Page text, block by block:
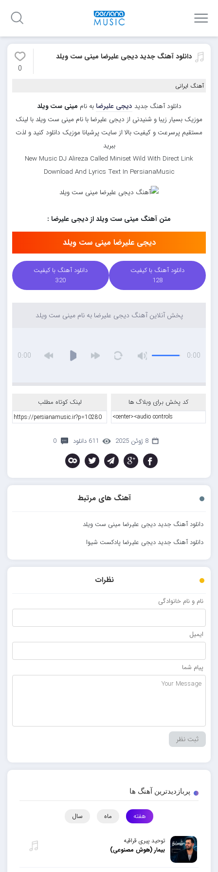
دانلود آهنگ جدید دیجی علیرضا مینی ست ویلد
0
آهنگ ایرانی
دانلود آهنگ جدید دیجی علیرضابه نام مینی ست ویلد
موزیک بسیار زیبا و شنیدنی از دیجی علیرضا با نام مینی ست ویلد با لینک
مستقیم پرسرعت و کیفیت بالا از سایت پرشیانا موزیک دانلود کنید و لذت
ببرید
New Music DJ Alireza Called Miniset Wild With Direct Link
Download And Lyrics Text In PersianaMusic
متن آهنگ مینی ست ویلد از دیجی علیرضا :
دیجی علیرضا مینی ست ویلد
دانلود آهنگ با کیفیت
128
دانلود آهنگ با کیفیت
320
پخش آنلاین آهنگ دیجی علیرضا به نام مینی ست ویلد
0:00
0:00
کد پخش برای وبلاگ ها لینک کوتاه مطلب
8 ژوئن 2025 611 دانلود 0
آهنگ های مرتبط
دانلود آهنگ جدید دیجی علیرضا مینی ست ویلد
دانلود آهنگ جدید دیجی علیرضا پادکست شیوا
نظرات
نام و نام خانوادگی
ایمیل
پیام شما
پربازدیدترین آهنگ ها
هفته ماه سال
توحید پیری قراقیه
بیمار (هوش مصنوعی)